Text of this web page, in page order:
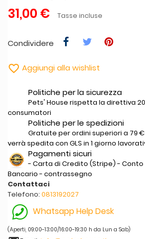
31,00 € Tasse incluse
Condividere
 Aggiungi alla wishlist
Politiche per la sicurezza
Pets' House rispetta la direttiva
consumatori
Politiche per le spedizioni
Gratuite per ordini superiori a 79
verrà spedita con GLS in 1 giorno
Pagamenti sicuri
- Carta di Credito (Stripe) - Conto
Bancario - contrassegno
Contattaci
Telefono: 0813192027
Whatsapp Help Desk
(Aperti, 09:00-13:00/16:00-19:30 h da Lun a Sab)